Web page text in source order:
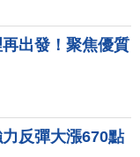
出發！聚焦優質
反彈大漲670點